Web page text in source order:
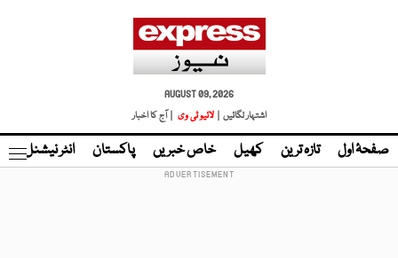
AUGUST 09, 2026
اشتہار لگائیں |
لائیو ٹی وی | آج کا اخبار
صفحۂ اول تازہ ترین کھیل خاص خبریں پاکستان انٹر نیشنل